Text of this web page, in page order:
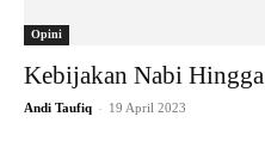
Opini
Kebijakan Nabi
Andi Taufiq - 19 April 2023